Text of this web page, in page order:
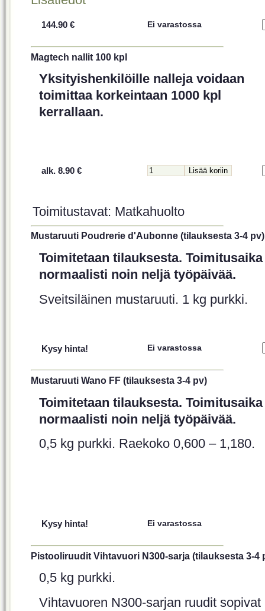
144.90 € Ei varastossa
Magtech nallit 100 kpl
Yksityishenkilöille nalleja voidaan
toimittaa korkeintaan 1000 kpl
kerrallaan.
alk. 8.90 €
Toimitustavat: Matkahuolto
Mustaruuti Poudrerie d'Aubonne (tilauksesta 3-4 pv)
Toimitetaan tilauksesta. Toimitusaika
normaalisti noin neljä työpäivää.
Sveitsiläinen mustaruuti. 1 kg purkki.
Kysy hinta! Ei varastossa
Mustaruuti Wano FF (tilauksesta 3-4 pv)
Toimitetaan tilauksesta. Toimitusaika
normaalisti noin neljä työpäivää.
0,5 kg purkki. Raekoko 0,600 – 1,180.
Kysy hinta! Ei varastossa
Pistooliruudit Vihtavuori N300-sarja (tilauksesta 3-4
0,5 kg purkki.
Vihtavuoren N300-sarjan ruudit sopivat